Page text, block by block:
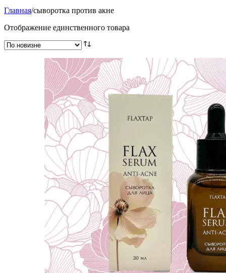
Главная/сыворотка против акне
Отображение единственного товара